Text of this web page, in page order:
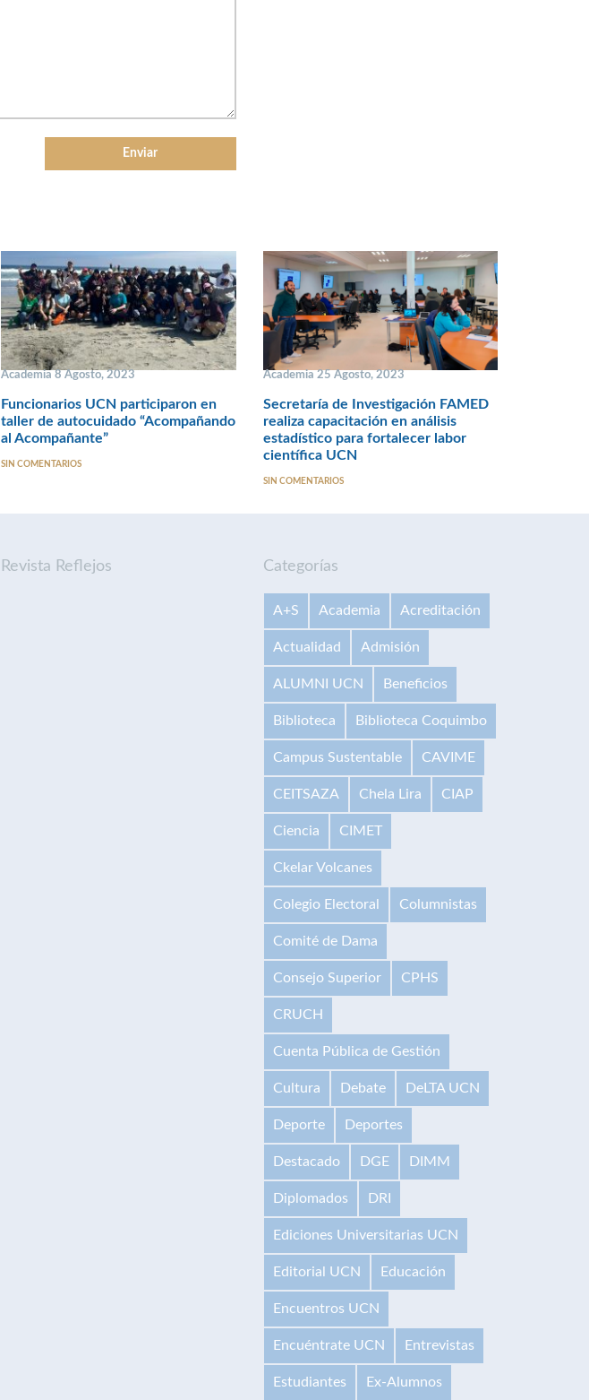
Academia 8 Agosto, 2023
Funcionarios UCN participaron en
taller de autocuidado “Acompañando
al Acompañante”
SIN COMENTARIOS
Academia 25 Agosto, 2023
Secretaría de Investigación FAMED
realiza capacitación en análisis
estadístico para fortalecer labor
científica UCN
SIN COMENTARIOS
Revista Reflejos Categorías
A+S Academia Acreditación
Actualidad Admisión
ALUMNI UCN Beneficios
Biblioteca Biblioteca Coquimbo
Campus Sustentable CAVIME
CEITSAZA Chela Lira CIAP
Ciencia CIMET
Ckelar Volcanes
Colegio Electoral Columnistas
Comité de Dama
Consejo Superior CPHS
CRUCH
Cuenta Pública de Gestión
Cultura Debate DeLTA UCN
Deporte Deportes
Destacado DGE DIMM
Diplomados DRI
Ediciones Universitarias UCN
Editorial UCN Educación
Encuentros UCN
Encuéntrate UCN Entrevistas
Estudiantes Ex-Alumnos